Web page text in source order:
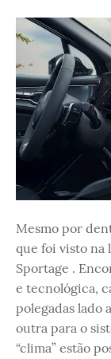
Mesmo por
que foi visto na
Sportage .
e tecnológica,
polegadas lado
outra para o
“clima” estão